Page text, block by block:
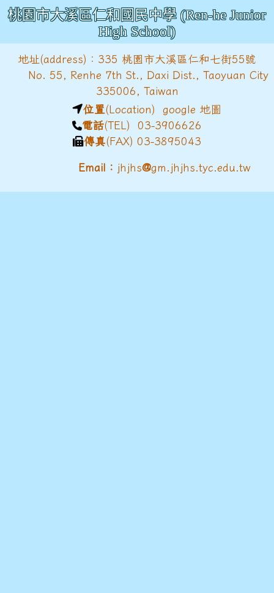
桃園市大溪區仁和國民中學 (Ren-he Junior
High School)
地址(address)：335 桃園市大溪區仁和七街55號
No. 55, Renhe 7th St., Daxi Dist., Taoyuan City
335006, Taiwan
位置(Location) google 地圖
電話(TEL) 03-3906626
傳真(FAX) 03-3895043
Email： jhjhs@gm.jhjhs.tyc.edu.tw